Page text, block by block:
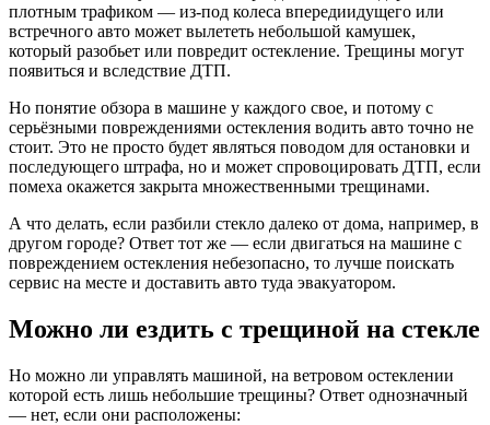
плотным трафиком — из-под колеса впередиидущего или
встречного авто может вылететь небольшой камушек,
который разобьет или повредит остекление. Трещины могут
появиться и вследствие ДТП.
Но понятие обзора в машине у каждого свое, и потому с
серьёзными повреждениями остекления водить авто точно не
стоит. Это не просто будет являться поводом для остановки и
последующего штрафа, но и может спровоцировать ДТП, если
помеха окажется закрыта множественными трещинами.
А что делать, если разбили стекло далеко от дома, например, в
другом городе? Ответ тот же — если двигаться на машине с
повреждением остекления небезопасно, то лучше поискать
сервис на месте и доставить авто туда эвакуатором.
Можно ли ездить с трещиной на стекле
Но можно ли управлять машиной, на ветровом остеклении
которой есть лишь небольшие трещины? Ответ однозначный
— нет, если они расположены: